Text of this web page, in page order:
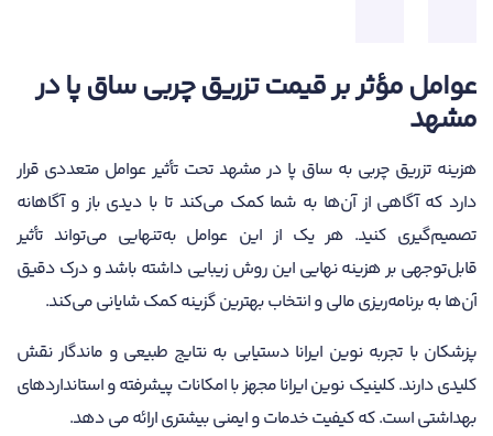
عوامل مؤثر بر قیمت تزریق چربی ساق پا در
مشهد
هزینه تزریق چربی به ساق پا در مشهد تحت تأثیر عوامل متعددی قرار
دارد که آگاهی از آن‌ها به شما کمک می‌کند تا با دیدی باز و آگاهانه
تصمیم‌گیری کنید. هر یک از این عوامل به‌تنهایی می‌تواند تأثیر
قابل‌توجهی بر هزینه نهایی این روش زیبایی داشته باشد و درک دقیق
آن‌ها به برنامه‌ریزی مالی و انتخاب بهترین گزینه کمک شایانی می‌کند.
پزشکان با تجربه نوین ایرانا دستیابی به نتایج طبیعی و ماندگار نقش
کلیدی دارند. کلینیک‌ نوین ایرانا مجهز با امکانات پیشرفته و استانداردهای
بهداشتی است. که کیفیت خدمات و ایمنی بیشتری ارائه می دهد.